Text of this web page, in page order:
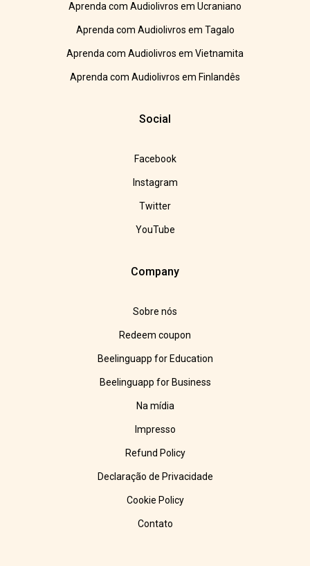
Aprenda com Audiolivros em Ucraniano
Aprenda com Audiolivros em Tagalo
Aprenda com Audiolivros em Vietnamita
Aprenda com Audiolivros em Finlandês
Social
Facebook
Instagram
Twitter
YouTube
Company
Sobre nós
Redeem coupon
Beelinguapp for Education
Beelinguapp for Business
Na mídia
Impresso
Refund Policy
Declaração de Privacidade
Cookie Policy
Contato